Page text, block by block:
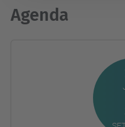
Agenda